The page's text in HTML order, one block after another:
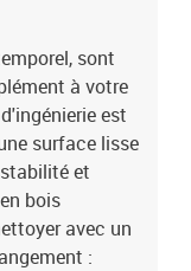
sont
à votre
est
surface lisse
et
bois
avec un
: